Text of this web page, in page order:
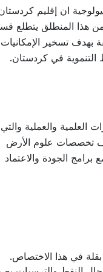
الدراسات والمسوح الجيولوجية ان إقليم
هذا المنطلق يتطلع
بهدف تسخير الإمكانيات
في كردستان.
العلمية والعملية والتي
تخصصات علوم الأرض
الجودة والاعتماد
بقلة في هذا الاختصاص.